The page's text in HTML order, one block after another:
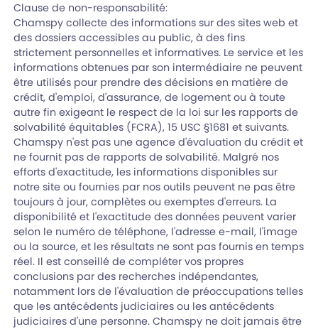
Clause de non-responsabilité:
Chamspy collecte des informations sur des sites web et
des dossiers accessibles au public, à des fins
strictement personnelles et informatives. Le service et les
informations obtenues par son intermédiaire ne peuvent
être utilisés pour prendre des décisions en matière de
crédit, d'emploi, d'assurance, de logement ou à toute
autre fin exigeant le respect de la loi sur les rapports de
solvabilité équitables (FCRA), 15 USC §1681 et suivants.
Chamspy n'est pas une agence d'évaluation du crédit et
ne fournit pas de rapports de solvabilité. Malgré nos
efforts d'exactitude, les informations disponibles sur
notre site ou fournies par nos outils peuvent ne pas être
toujours à jour, complètes ou exemptes d'erreurs. La
disponibilité et l'exactitude des données peuvent varier
selon le numéro de téléphone, l'adresse e-mail, l'image
ou la source, et les résultats ne sont pas fournis en temps
réel. Il est conseillé de compléter vos propres
conclusions par des recherches indépendantes,
notamment lors de l'évaluation de préoccupations telles
que les antécédents judiciaires ou les antécédents
judiciaires d'une personne. Chamspy ne doit jamais être